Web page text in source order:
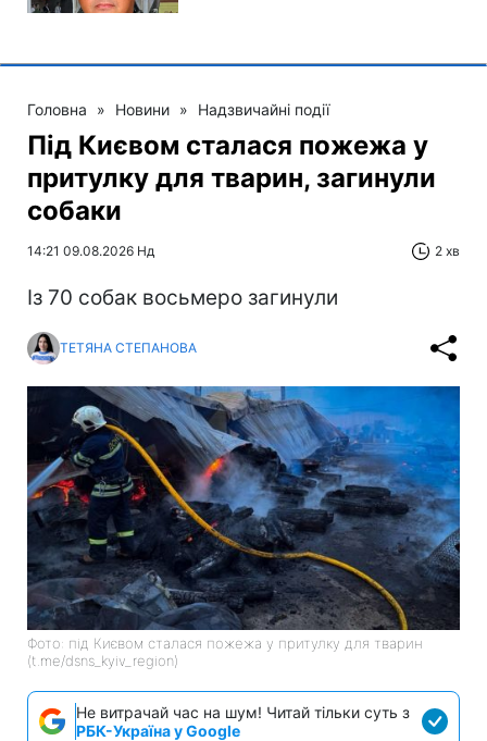
Головна » Новини » Надзвичайні події
Під Києвом сталася пожежа у
притулку для тварин, загинули
собаки
14:21 09.08.2026 Нд 2 хв
Із 70 собак восьмеро загинули
ТЕТЯНА СТЕПАНОВА
Фото: під Києвом сталася пожежа у притулку для тварин
(t.me/dsns_kyiv_region)
Не витрачай час на шум! Читай тільки суть з
РБК-Україна у Google